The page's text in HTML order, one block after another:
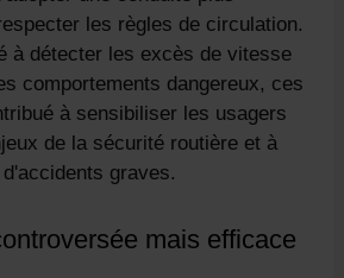
les règles de circulation.
à détecter les excès de vitesse
comportements dangereux, ces
à sensibiliser les usagers
de la sécurité routière et à
graves.
mais efficace